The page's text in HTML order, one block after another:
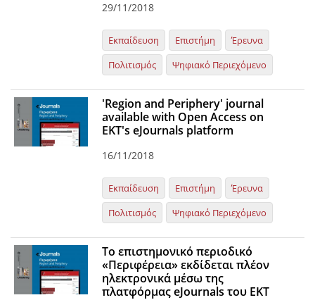
29/11/2018
Εκπαίδευση Επιστήμη
Έρευνα
Πολιτισμός
Ψηφιακό Περιεχόμενο
'Region and Periphery' journal
available with Open Access on
EKT's eJournals platform
16/11/2018
Εκπαίδευση Επιστήμη
Έρευνα
Πολιτισμός
Ψηφιακό Περιεχόμενο
To επιστημονικό περιοδικό
«Περιφέρεια» εκδίδεται πλέον
ηλεκτρονικά μέσω της
πλατφόρμας eJournals του ΕΚΤ